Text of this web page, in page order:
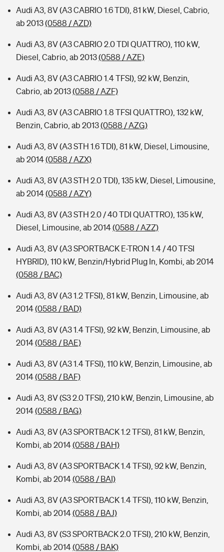
Audi A3, 8V (A3 CABRIO 1.6 TDI), 81 kW, Diesel, Cabrio,
ab 2013(0588 / AZD)
Audi A3, 8V (A3 CABRIO 2.0 TDI QUATTRO), 110 kW,
Diesel, Cabrio, ab 2013(0588 / AZE)
Audi A3, 8V (A3 CABRIO 1.4 TFSI), 92 kW, Benzin,
Cabrio, ab 2013(0588 / AZF)
Audi A3, 8V (A3 CABRIO 1.8 TFSI QUATTRO), 132 kW,
Benzin, Cabrio, ab 2013(0588 / AZG)
Audi A3, 8V (A3 STH 1.6 TDI), 81 kW, Diesel, Limousine,
ab 2014(0588 / AZX)
Audi A3, 8V (A3 STH 2.0 TDI), 135 kW, Diesel, Limousine,
ab 2014(0588 / AZY)
Audi A3, 8V (A3 STH 2.0 / 40 TDI QUATTRO), 135 kW,
Diesel, Limousine, ab 2014(0588 / AZZ)
Audi A3, 8V (A3 SPORTBACK E-TRON 1.4 / 40 TFSI
HYBRID), 110 kW, Benzin/Hybrid Plug In, Kombi, ab 2014
(0588 / BAC)
Audi A3, 8V (A3 1.2 TFSI), 81 kW, Benzin, Limousine, ab
2014(0588 / BAD)
Audi A3, 8V (A3 1.4 TFSI), 92 kW, Benzin, Limousine, ab
2014(0588 / BAE)
Audi A3, 8V (A3 1.4 TFSI), 110 kW, Benzin, Limousine, ab
2014(0588 / BAF)
Audi A3, 8V (S3 2.0 TFSI), 210 kW, Benzin, Limousine, ab
2014(0588 / BAG)
Audi A3, 8V (A3 SPORTBACK 1.2 TFSI), 81 kW, Benzin,
Kombi, ab 2014(0588 / BAH)
Audi A3, 8V (A3 SPORTBACK 1.4 TFSI), 92 kW, Benzin,
Kombi, ab 2014(0588 / BAI)
Audi A3, 8V (A3 SPORTBACK 1.4 TFSI), 110 kW, Benzin,
Kombi, ab 2014(0588 / BAJ)
Audi A3, 8V (S3 SPORTBACK 2.0 TFSI), 210 kW, Benzin,
Kombi, ab 2014(0588 / BAK)